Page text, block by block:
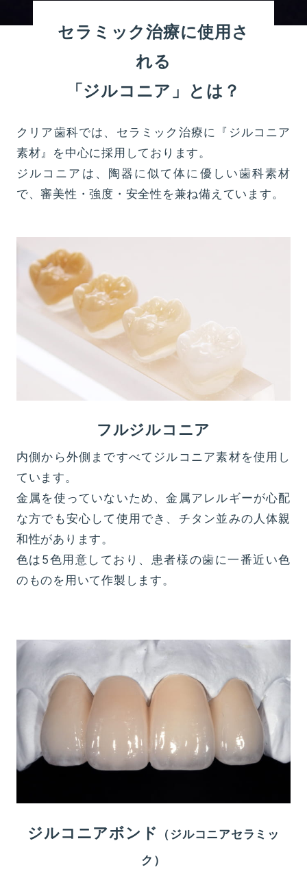
セラミック治療に使用さ
れる
「ジルコニア」とは？
クリア歯科では、セラミック治療に『ジルコニア
素材』を中心に採用しております。
ジルコニアは、陶器に似て体に優しい歯科素材
で、審美性・強度・安全性を兼ね備えています。
フルジルコニア
内側から外側まですべてジルコニア素材を使用し
ています。
金属を使っていないため、金属アレルギーが心配
な方でも安心して使用でき、チタン並みの人体親
和性があります。
色は5色用意しており、患者様の歯に一番近い色
のものを用いて作製します。
ジルコニアボンド
（ジルコニアセラミッ
ク）